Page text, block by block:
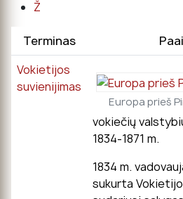
Ž
Terminas
Vokietijos
suvienijimas
Europa prieš
vokiečių
1834-1871 m.
1834 m.
sukurta